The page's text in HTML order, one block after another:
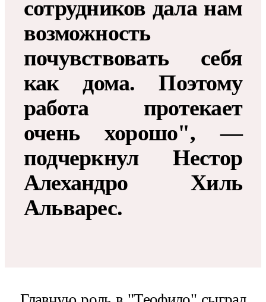
сотрудников дала нам
возможность
почувствовать себя
как дома. Поэтому
работа протекает
очень хорошо", —
подчеркнул Нестор
Алехандро Хиль
Альварес.